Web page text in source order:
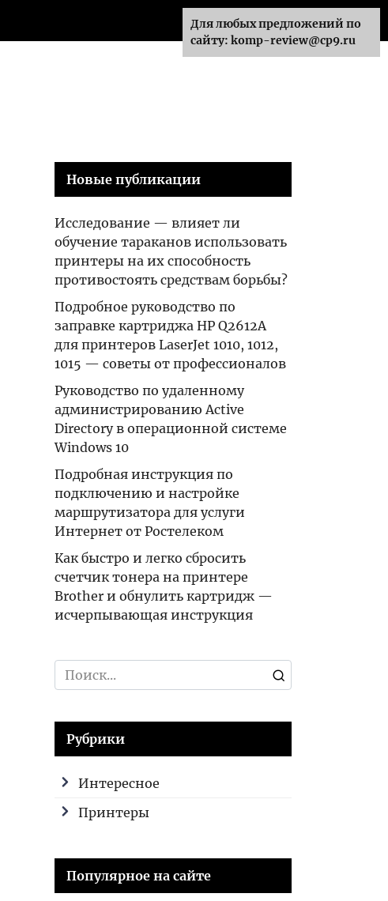
Новые публикации
Исследование — влияет ли
обучение тараканов использовать
принтеры на их способность
противостоять средствам борьбы?
Подробное руководство по
заправке картриджа HP Q2612A
для принтеров LaserJet 1010, 1012,
1015 — советы от профессионалов
Руководство по удаленному
администрированию Active
Directory в операционной системе
Windows 10
Подробная инструкция по
подключению и настройке
маршрутизатора для услуги
Интернет от Ростелеком
Как быстро и легко сбросить
счетчик тонера на принтере
Brother и обнулить картридж —
исчерпывающая инструкция
Search
for:
Рубрики
Интересное
Принтеры
Популярное на сайте
Для любых предложений по
сайту: komp-review@cp9.ru